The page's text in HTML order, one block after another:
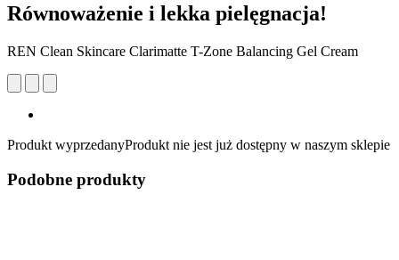
Równoważenie i lekka pielęgnacja!
REN Clean Skincare Clarimatte T-Zone Balancing Gel Cream
Produkt wyprzedanyProdukt nie jest już dostępny w naszym sklepie
Podobne produkty